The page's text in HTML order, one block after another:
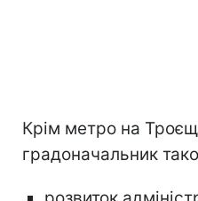
Крім метро на
градоначальник